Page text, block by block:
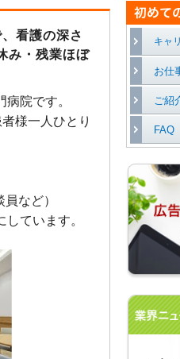
看護の深さ
み・残業ほぼ
院です。
様一人ひとり
など）
ています。
キャ
お仕
ご紹
FAQ